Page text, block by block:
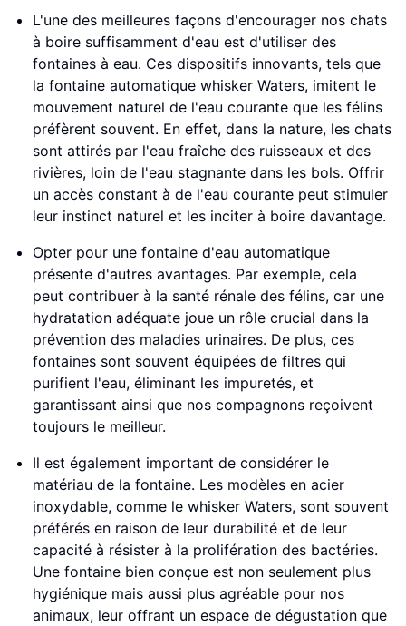
L'une des meilleures façons d'encourager nos chats
à boire suffisamment d'eau est d'utiliser des
fontaines à eau. Ces dispositifs innovants, tels que
la fontaine automatique whisker Waters, imitent le
mouvement naturel de l'eau courante que les félins
préfèrent souvent. En effet, dans la nature, les chats
sont attirés par l'eau fraîche des ruisseaux et des
rivières, loin de l'eau stagnante dans les bols. Offrir
un accès constant à de l'eau courante peut stimuler
leur instinct naturel et les inciter à boire davantage.
Opter pour une fontaine d'eau automatique
présente d'autres avantages. Par exemple, cela
peut contribuer à la santé rénale des félins, car une
hydratation adéquate joue un rôle crucial dans la
prévention des maladies urinaires. De plus, ces
fontaines sont souvent équipées de filtres qui
purifient l'eau, éliminant les impuretés, et
garantissant ainsi que nos compagnons reçoivent
toujours le meilleur.
Il est également important de considérer le
matériau de la fontaine. Les modèles en acier
inoxydable, comme le whisker Waters, sont souvent
préférés en raison de leur durabilité et de leur
capacité à résister à la prolifération des bactéries.
Une fontaine bien conçue est non seulement plus
hygiénique mais aussi plus agréable pour nos
animaux, leur offrant un espace de dégustation que